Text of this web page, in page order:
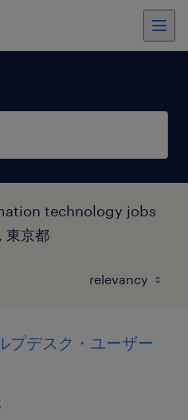
technology jobs
東京都
プデスク・ユーザー